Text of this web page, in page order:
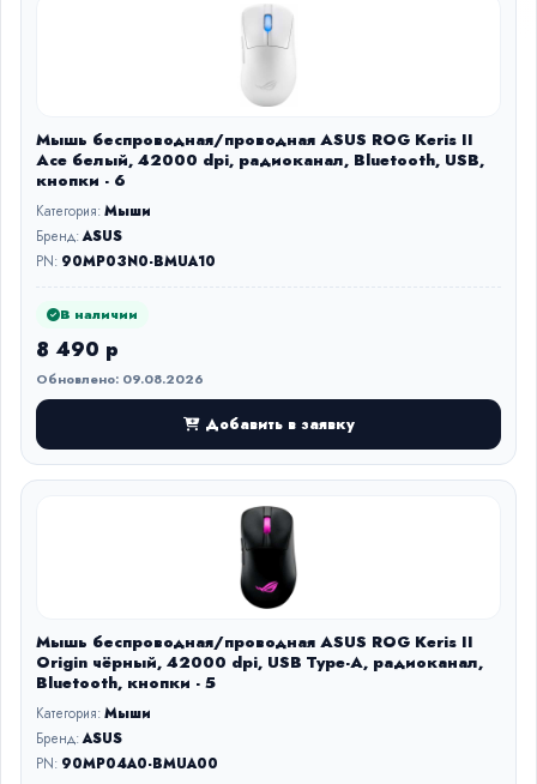
Мышь беспроводная/проводная ASUS ROG Keris II
Ace белый, 42000 dpi, радиоканал, Bluetooth, USB,
кнопки - 6
Категория:Мыши
Бренд:ASUS
PN: 90MP03N0-BMUA10
В наличии
8 490 р
Обновлено: 09.08.2026
Добавить в заявку
Мышь беспроводная/проводная ASUS ROG Keris II
Origin чёрный, 42000 dpi, USB Type-A, радиоканал,
Bluetooth, кнопки - 5
Категория:Мыши
Бренд:ASUS
PN: 90MP04A0-BMUA00